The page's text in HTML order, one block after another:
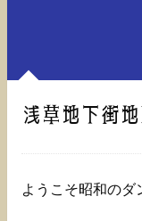
浅草地下街
ようこそ昭和のダ